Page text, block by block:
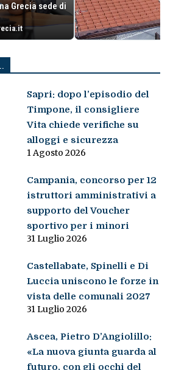
Grecia sede di
Sapri: dopo l’episodio del
Timpone, il consigliere
Vita chiede verifiche su
alloggi e sicurezza
1 Agosto 2026
Campania, concorso per 12
istruttori amministrativi a
supporto del Voucher
sportivo per i minori
31 Luglio 2026
Castellabate, Spinelli e Di
Luccia uniscono le forze in
vista delle comunali 2027
31 Luglio 2026
Ascea, Pietro D’Angiolillo:
«La nuova giunta guarda al
futuro, con gli occhi del